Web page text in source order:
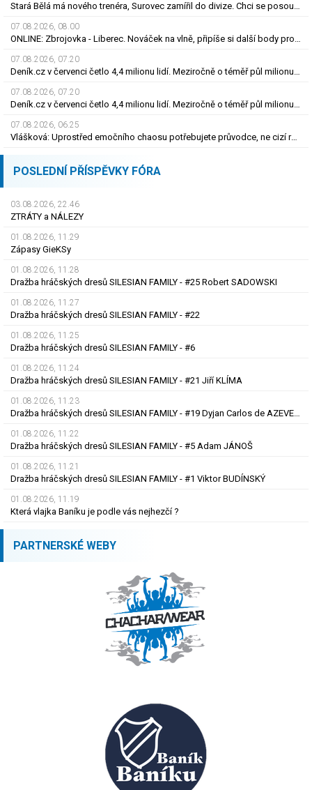
Stará Bělá má nového trenéra, Surovec zamířil do divize. Chci se posouvat, říká
07.08.2026, 08.00
ONLINE: Zbrojovka - Liberec. Nováček na vlně, připíše si další body proti favoritovi?
07.08.2026, 07.20
Deník.cz v červenci četlo 4,4 milionu lidí. Meziročně o téměř půl milionu více
07.08.2026, 07.20
Deník.cz v červenci četlo 4,4 milionu lidí. Meziročně o téměř půl milionu více
07.08.2026, 06.25
Vlášková: Uprostřed emočního chaosu potřebujete průvodce, ne cizí rozhodnutí
POSLEDNÍ PŘÍSPĚVKY FÓRA
03.08.2026, 22.46
ZTRÁTY a NÁLEZY
01.08.2026, 11.29
Zápasy GieKSy
01.08.2026, 11.28
Dražba hráčských dresů SILESIAN FAMILY - #25 Robert SADOWSKI
01.08.2026, 11.27
Dražba hráčských dresů SILESIAN FAMILY - #22
01.08.2026, 11.25
Dražba hráčských dresů SILESIAN FAMILY - #6
01.08.2026, 11.24
Dražba hráčských dresů SILESIAN FAMILY - #21 Jiří KLÍMA
01.08.2026, 11.23
Dražba hráčských dresů SILESIAN FAMILY - #19 Dyjan Carlos de AZEVEDO
01.08.2026, 11.22
Dražba hráčských dresů SILESIAN FAMILY - #5 Adam JÁNOŠ
01.08.2026, 11.21
Dražba hráčských dresů SILESIAN FAMILY - #1 Viktor BUDÍNSKÝ
01.08.2026, 11.19
Která vlajka Baníku je podle vás nejhezčí ?
PARTNERSKÉ WEBY